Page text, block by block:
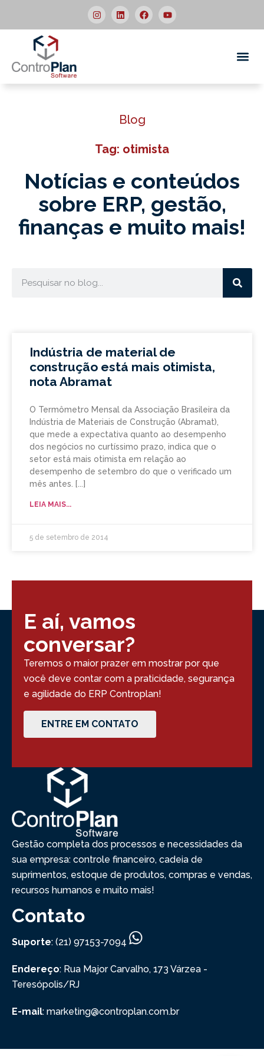
Blog
Tag: otimista
Notícias e conteúdos
sobre ERP, gestão,
finanças e muito mais!
Indústria de material de
construção está mais otimista,
nota Abramat
O Termômetro Mensal da Associação Brasileira da
Indústria de Materiais de Construção (Abramat),
que mede a expectativa quanto ao desempenho
dos negócios no curtíssimo prazo, indica que o
setor está mais otimista em relação ao
desempenho de setembro do que o verificado um
mês antes.
LEIA MAIS...
5 de setembro de 2014
E aí, vamos
conversar?
Teremos o maior prazer em mostrar por que
você deve contar com a praticidade, segurança
e agilidade do ERP Controplan!
ENTRE EM CONTATO
Gestão completa dos processos e necessidades da
sua empresa: controle financeiro, cadeia de
suprimentos, estoque de produtos, compras e vendas,
recursos humanos e muito mais!
Contato
Suporte: (21) 97153-7094
Endereço: Rua Major Carvalho, 173 Várzea -
Teresópolis/RJ
E-mail: marketing@controplan.com.br